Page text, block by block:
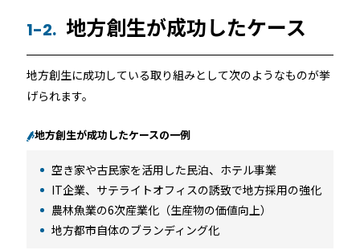
1-2. 地方創生が成功したケース
地方創生に成功している取り組みとして次のようなものが挙
げられます。
地方創生が成功したケースの一例
空き家や古民家を活用した民泊、ホテル事業
IT企業、サテライトオフィスの誘致で地方採用の強化
農林魚業の6次産業化（生産物の価値向上）
地方都市自体のブランディング化
RemoteLOCK 500i
RemoteLOCK 700i
RemoteLOCK 8j-S
RemoteLOCK 9j
RemoteLOCK 9j-Q
事例一覧
宿泊施設
レンタルスペース
店舗
オフィス
料金
取付工事トップ
工事の様子
お役立ち記事
カスタマーサポート